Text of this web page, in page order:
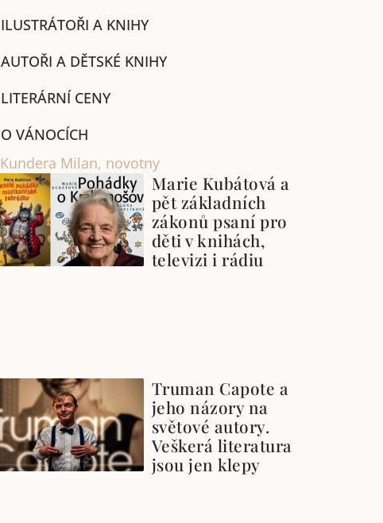
ILUSTRÁTOŘI A KNIHY
AUTOŘI A DĚTSKÉ KNIHY
LITERÁRNÍ CENY
O VÁNOCÍCH
Kundera Milan, novotny
Marie Kubátová a
pět základních
zákonů psaní pro
děti v knihách,
televizi i rádiu
Truman Capote a
jeho názory na
světové autory.
Veškerá literatura
jsou jen klepy